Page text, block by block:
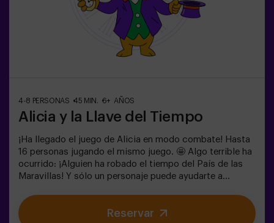
4-8 PERSONAS 45 MIN. 6+ AÑOS
Alicia y la Llave del Tiempo
¡Ha llegado el juego de Alicia en modo combate! Hasta
16 personas jugando el mismo juego. 🤩 Algo terrible ha
ocurrido: ¡Alguien ha robado el tiempo del País de las
Maravillas! Y sólo un personaje puede ayudarte a
tendrás que resolver los enigmas y sumergirte en el
Jardín Secreto de la Reina. ¿Estás preparado para
Reservar